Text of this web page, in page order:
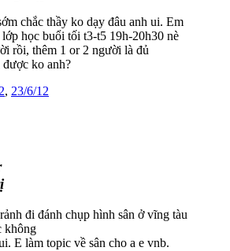
chắc thầy ko dạy đâu anh ui. Em
học buổi tối t3-t5 19h-20h30 nè
rồi, thêm 1 or 2 người là đủ
ko anh?
, 23/6/12
đi đánh chụp hình sân ở vĩng tàu
không
E làm topic về sân cho a e vnb.